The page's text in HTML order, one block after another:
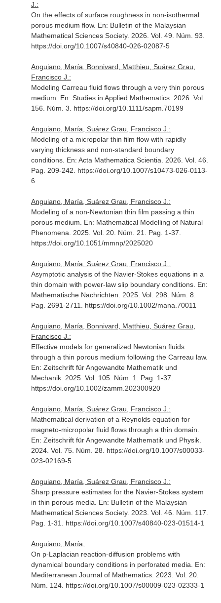
J.:
On the effects of surface roughness in non-isothermal
porous medium flow. En: Bulletin of the Malaysian
Mathematical Sciences Society. 2026. Vol. 49. Núm. 93.
https://doi.org/10.1007/s40840-026-02087-5
Anguiano, María, Bonnivard, Matthieu, Suárez Grau,
Francisco J.:
Modeling Carreau fluid flows through a very thin porous
medium. En: Studies in Applied Mathematics. 2026. Vol.
156. Núm. 3. https://doi.org/10.1111/sapm.70199
Anguiano, María, Suárez Grau, Francisco J.:
Modeling of a micropolar thin film flow with rapidly
varying thickness and non-standard boundary
conditions. En: Acta Mathematica Scientia . 2026. Vol. 46.
Pag. 209-242. https://doi.org/10.1007/s10473-026-0113-
6
Anguiano, María, Suárez Grau, Francisco J.:
Modeling of a non-Newtonian thin film passing a thin
porous medium. En: Mathematical Modelling of Natural
Phenomena . 2025. Vol. 20. Núm. 21. Pag. 1-37.
https://doi.org/10.1051/mmnp/2025020
Anguiano, María, Suárez Grau, Francisco J.:
Asymptotic analysis of the Navier-Stokes equations in a
thin domain with power-law slip boundary conditions. En:
Mathematische Nachrichten . 2025. Vol. 298. Núm. 8.
Pag. 2691-2711. https://doi.org/10.1002/mana.70011
Anguiano, María, Bonnivard, Matthieu, Suárez Grau,
Francisco J.:
Effective models for generalized Newtonian fluids
through a thin porous medium following the Carreau law.
En: Zeitschrift für Angewandte Mathematik und
Mechanik. 2025. Vol. 105. Núm. 1. Pag. 1-37.
https://doi.org/10.1002/zamm.202300920
Anguiano, María, Suárez Grau, Francisco J.:
Mathematical derivation of a Reynolds equation for
magneto-micropolar fluid flows through a thin domain.
En: Zeitschrift für Angewandte Mathematik und Physik.
2024. Vol. 75. Núm. 28. https://doi.org/10.1007/s00033-
023-02169-5
Anguiano, María, Suárez Grau, Francisco J.:
Sharp pressure estimates for the Navier-Stokes system
in thin porous media. En: Bulletin of the Malaysian
Mathematical Sciences Society. 2023. Vol. 46. Núm. 117.
Pag. 1-31. https://doi.org/10.1007/s40840-023-01514-1
Anguiano, María:
On p-Laplacian reaction-diffusion problems with
dynamical boundary conditions in perforated media. En:
Mediterranean Journal of Mathematics. 2023. Vol. 20.
Núm. 124. https://doi.org/10.1007/s00009-023-02333-1